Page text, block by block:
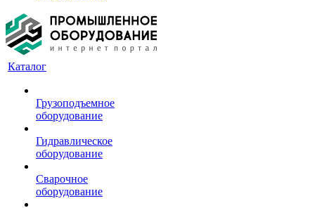
Каталог
Грузоподъемное
оборудование
Гидравлическое
оборудование
Сварочное
оборудование